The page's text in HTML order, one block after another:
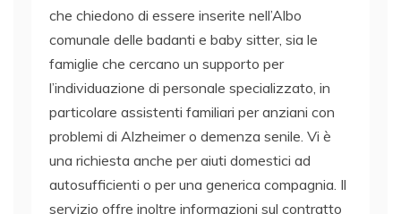
che chiedono di essere inserite nell’Albo
comunale delle badanti e baby sitter, sia le
famiglie che cercano un supporto per
l’individuazione di personale specializzato, in
particolare assistenti familiari per anziani con
problemi di Alzheimer o demenza senile. Vi è
una richiesta anche per aiuti domestici ad
autosufficienti o per una generica compagnia. Il
servizio offre inoltre informazioni sul contratto